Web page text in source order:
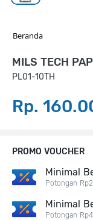
Beranda
MILS TECH
PL01-10TH
Rp.
PROMO VOUCHER
Minimal
Potongan
Minimal
Potongan